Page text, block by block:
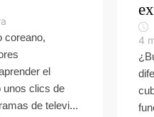
coreano,
el
unos clics de
de televi...
4